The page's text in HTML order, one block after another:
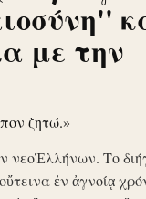
με την
ζητώ.»
Το
ἐν ἀγνοίᾳ